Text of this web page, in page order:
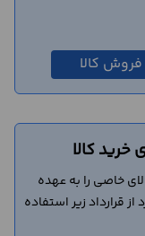
فروش کالا
خرید کالا
خاصی را به عهده
قرارداد زیر استفاده